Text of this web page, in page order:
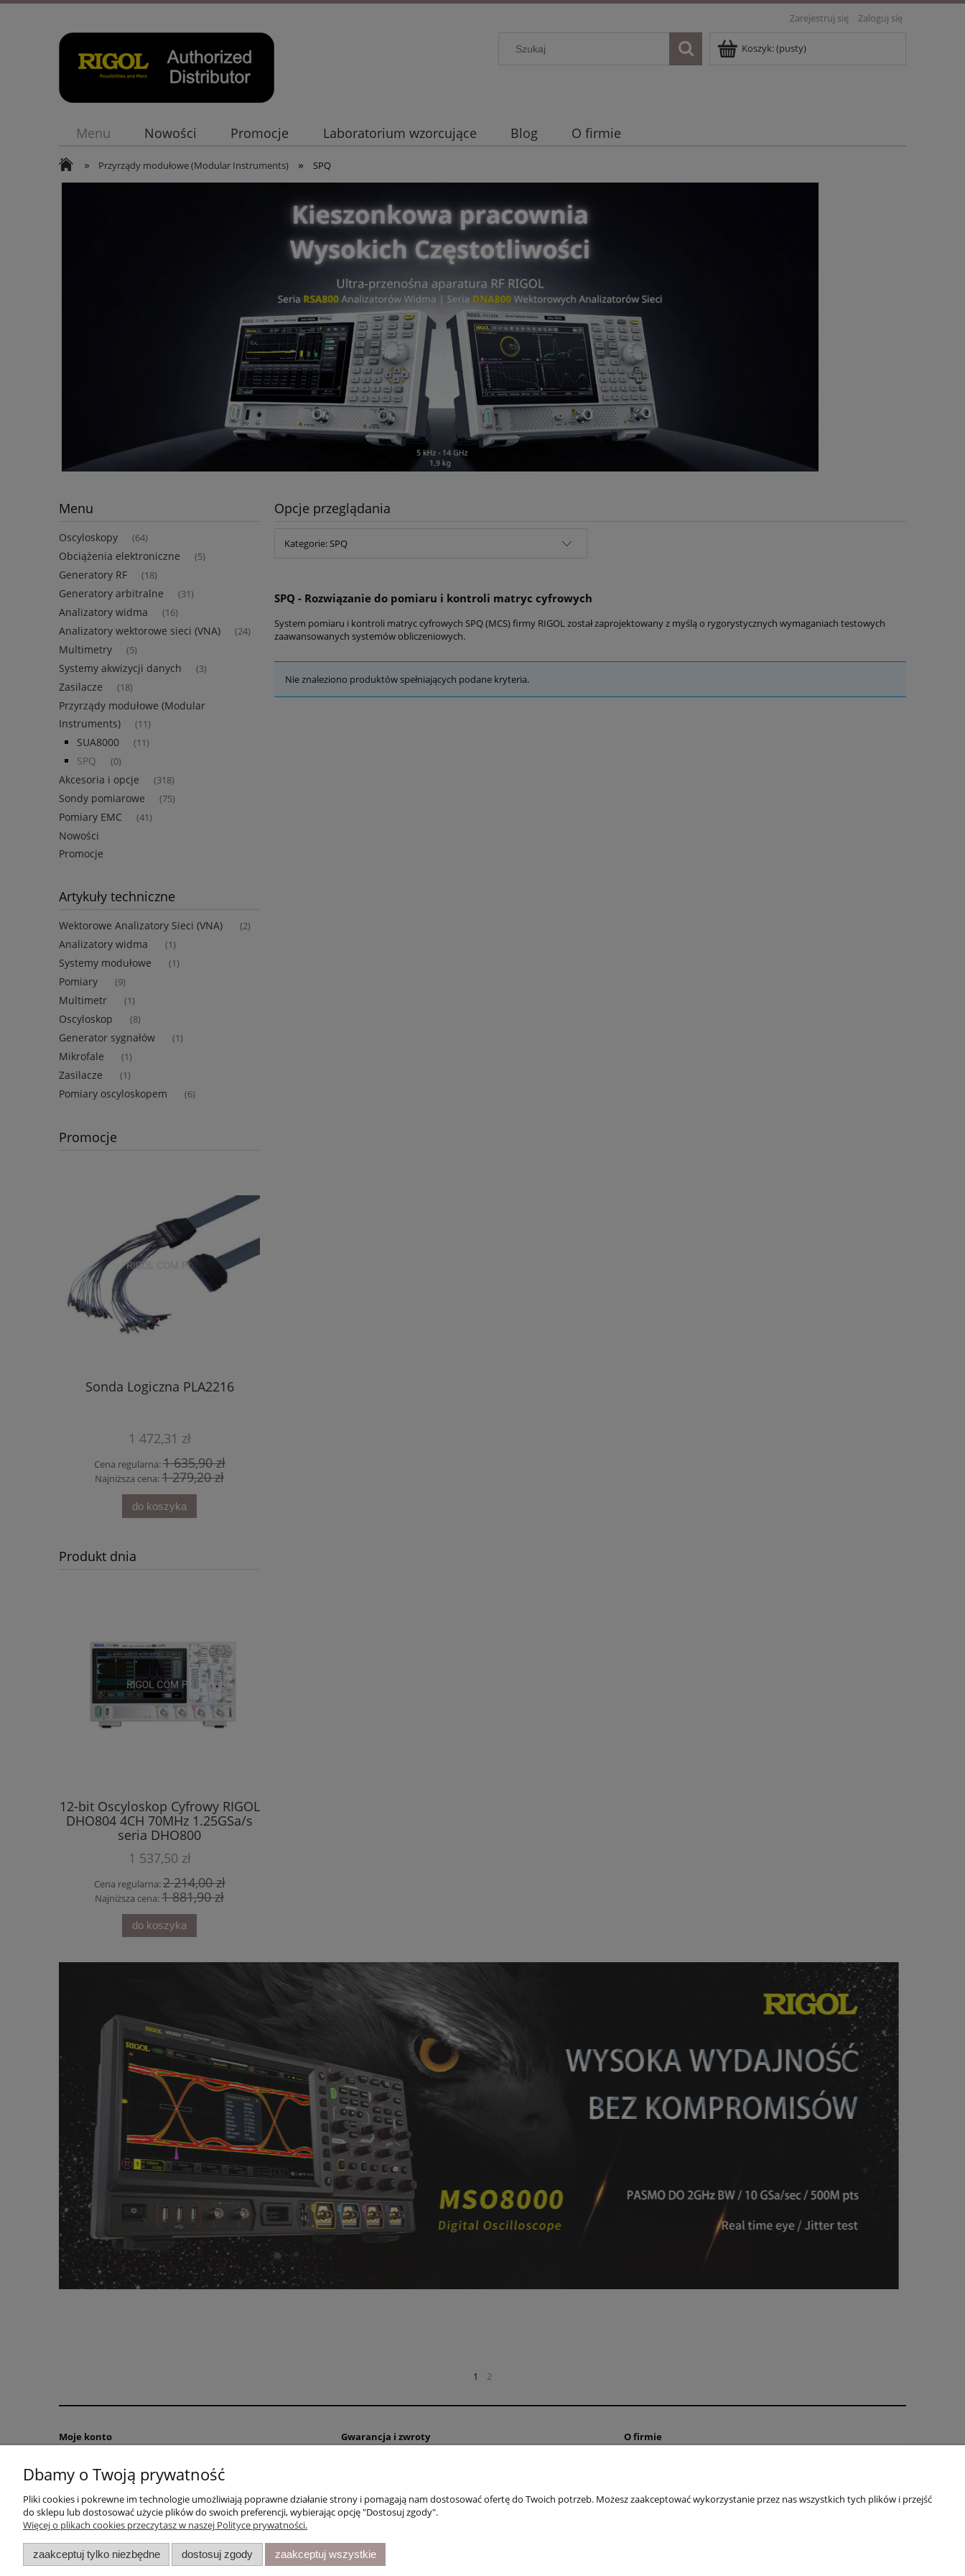
Zarejestruj się Zaloguj się
Koszyk:(pusty)
Menu Nowości Promocje Laboratorium wzorcujące Blog O firmie
» Przyrządy modułowe (Modular Instruments) » SPQ
Menu
Oscyloskopy (64)
Obciążenia elektroniczne (5)
Generatory RF (18)
Generatory arbitralne (31)
Analizatory widma (16)
Analizatory wektorowe sieci (VNA) (24)
Multimetry (5)
Systemy akwizycji danych (3)
Zasilacze (18)
Przyrządy modułowe (Modular
Instruments)
(11)
SUA8000 (11)
SPQ (0)
Akcesoria i opcje (318)
Sondy pomiarowe (75)
Pomiary EMC (41)
Nowości
Promocje
Artykuły techniczne
Wektorowe Analizatory Sieci (VNA) (2)
Analizatory widma (1)
Systemy modułowe (1)
Pomiary (9)
Multimetr (1)
Oscyloskop (8)
Generator sygnałów (1)
Mikrofale (1)
Zasilacze (1)
Pomiary oscyloskopem (6)
Promocje
Sonda Logiczna PLA2216
1 472,31 zł
Cena regularna:1 635,90 zł
Najniższa cena:1 279,20 zł
do koszyka
Produkt dnia
12-bit Oscyloskop Cyfrowy RIGOL
DHO804 4CH 70MHz 1.25GSa/s
seria DHO800
1 537,50 zł
Cena regularna:2 214,00 zł
Najniższa cena:1 881,90 zł
do koszyka
Opcje przeglądania
Kategorie: SPQ
SPQ - Rozwiązanie do pomiaru i kontroli matryc cyfrowych
System pomiaru i kontroli matryc cyfrowych SPQ (MCS) firmy RIGOL został zaprojektowany z myślą o rygorystycznych wymaganiach testowych
zaawansowanych systemów obliczeniowych.
Nie znaleziono produktów spełniających podane kryteria.
1 2
Moje konto
Ustawienia konta
Przechowalnia
Gwarancja i zwroty O firmie
Regulamin
Dbamy o Twoją prywatność
Pliki cookies i pokrewne im technologie umożliwiają poprawne działanie strony i pomagają nam dostosować ofertę do Twoich potrzeb. Możesz zaakceptować wykorzystanie przez nas wszystkich tych plików i przejść
do sklepu lub dostosować użycie plików do swoich preferencji, wybierając opcję "Dostosuj zgody".
Więcej o plikach cookies przeczytasz w naszej Polityce prywatności.
zaakceptuj tylko niezbędne dostosuj zgody zaakceptuj wszystkie